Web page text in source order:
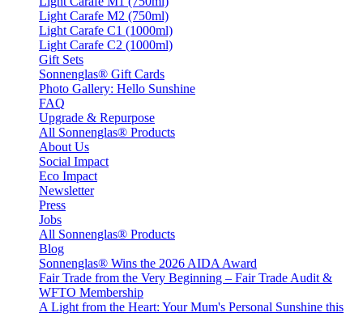
Light Carafe M2 (750ml)
Light Carafe C1 (1000ml)
Light Carafe C2 (1000ml)
Gift Sets
Sonnenglas® Gift Cards
Photo Gallery: Hello Sunshine
FAQ
Upgrade & Repurpose
All Sonnenglas® Products
About Us
Social Impact
Eco Impact
Newsletter
Press
Jobs
All Sonnenglas® Products
Blog
Sonnenglas® Wins the 2026 AIDA Award
Fair Trade from the Very Beginning – Fair Trade Audit &
WFTO Membership
A Light from the Heart: Your Mum's Personal Sunshine this